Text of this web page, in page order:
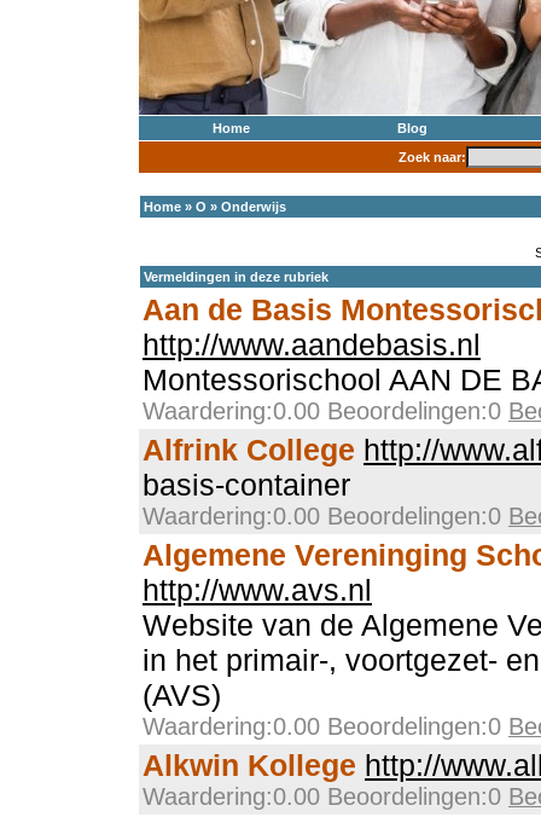
Home
Blog
Zoek naar:
Home » O » Onderwijs
Vermeldingen in deze rubriek
Aan de Basis
http://www.aandebasis.nl
Montessorischool AAN DE
Waardering:0.00 Beoordelingen:0
Alfrink College http://
basis-container
Waardering:0.00 Beoordelingen:0
Algemene Vereninging
http://www.avs.nl
Website van de Algemene
in het primair-, voortgezet-
(AVS)
Waardering:0.00 Beoordelingen:0
Alkwin Kollege http://
Waardering:0.00 Beoordelingen:0